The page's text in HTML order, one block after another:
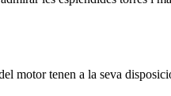
motor tenen a la seva